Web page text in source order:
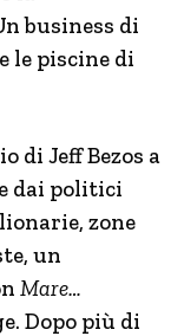
business di
le piscine di
di Jeff Bezos a
dai politici
zone
un
Mare…
Dopo più di